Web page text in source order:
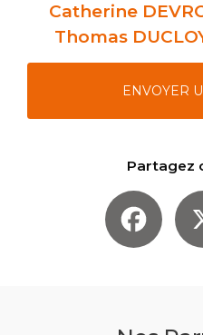
Catherine
Thomas
ENVOYER
Partagez